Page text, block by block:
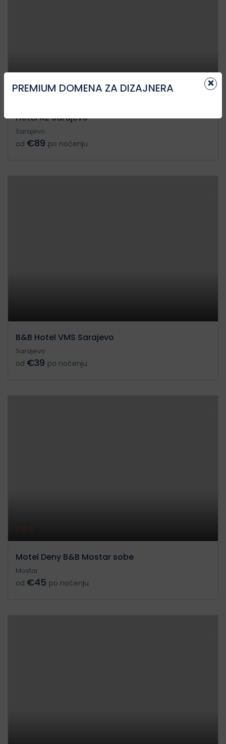
Hotel AZ Sarajevo
Sarajevo
od €89 po noćenju
B&B Hotel VMS Sarajevo
Sarajevo
od €39 po noćenju
Motel Deny B&B Mostar sobe
Mostar
od €45 po noćenju
×
PREMIUM DOMENA ZA DIZAJNERA